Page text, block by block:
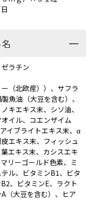
ラチン
（北欧産））、サフラ
魚油（大豆を含む）、
キエキス末、シソ油、
イル、コエンザイム
イブライトエキス末、α
エキス末、フィッシュ
エキス末、カシスエキ
リーゴールド色素、ミ
ル、ビタミンB1、ビタ
、ビタミンE、ラクト
（大豆を含む）、ヒア